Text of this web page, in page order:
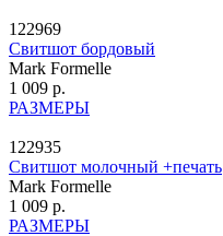
122969
Свитшот бордовый
Mark Formelle
1 009 р.
РАЗМЕРЫ
122935
Свитшот молочный +печать
Mark Formelle
1 009 р.
РАЗМЕРЫ